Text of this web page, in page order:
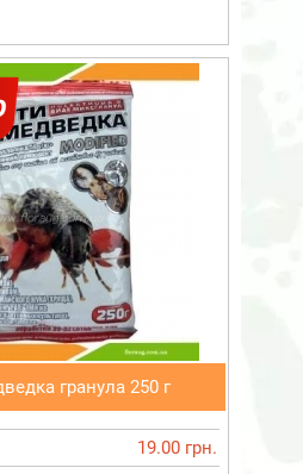
гранула 250 г
19.00 грн.